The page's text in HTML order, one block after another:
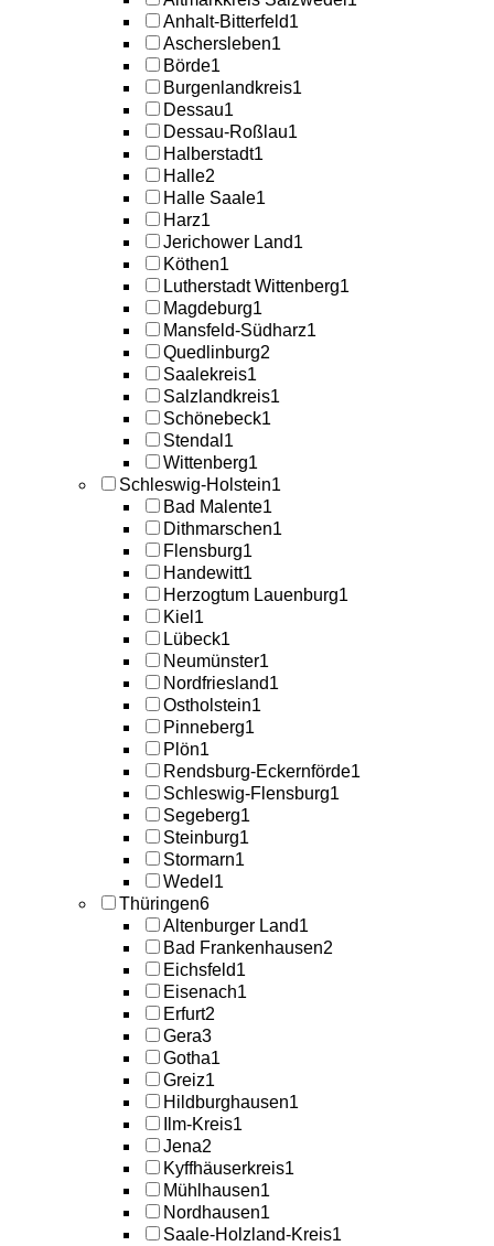
Anhalt-Bitterfeld1
Aschersleben1
Börde1
Burgenlandkreis1
Dessau1
Dessau-Roßlau1
Halberstadt1
Halle2
Halle Saale1
Harz1
Jerichower Land1
Köthen1
Lutherstadt Wittenberg1
Magdeburg1
Mansfeld-Südharz1
Quedlinburg2
Saalekreis1
Salzlandkreis1
Schönebeck1
Stendal 1
Wittenberg1
Schleswig-Holstein1
Bad Malente1
Dithmarschen1
Flensburg1
Handewitt1
Herzogtum Lauenburg1
Kiel 1
Lübeck1
Neumünster1
Nordfriesland1
Ostholstein1
Pinneberg1
Plön1
Rendsburg-Eckernförde1
Schleswig-Flensburg1
Segeberg1
Steinburg1
Stormarn1
Wedel 1
Thüringen6
Altenburger Land1
Bad Frankenhausen2
Eichsfeld1
Eisenach1
Erfurt2
Gera3
Gotha1
Greiz1
Hildburghausen1
Ilm-Kreis1
Jena2
Kyffhäuserkreis1
Mühlhausen1
Nordhausen1
Saale-Holzland-Kreis1